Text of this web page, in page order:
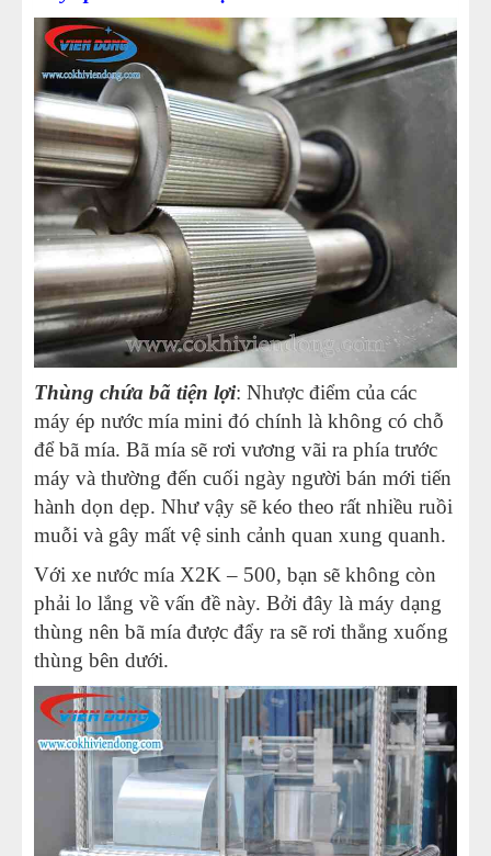
Thùng chứa bã tiện lợi: Nhược điểm của các
máy ép nước mía mini đó chính là không có chỗ
để bã mía. Bã mía sẽ rơi vương vãi ra phía trước
máy và thường đến cuối ngày người bán mới tiến
hành dọn dẹp. Như vậy sẽ kéo theo rất nhiều ruồi
muỗi và gây mất vệ sinh cảnh quan xung quanh.
Với xe nước mía X2K – 500, bạn sẽ không còn
phải lo lắng về vấn đề này. Bởi đây là máy dạng
thùng nên bã mía được đẩy ra sẽ rơi thẳng xuống
thùng bên dưới.